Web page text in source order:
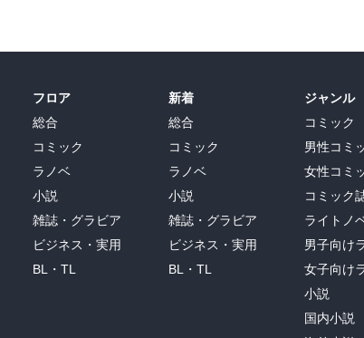
の職人の世界なんかでは、弟子には一切教えないというの
沢諭吉の「学問のすゝめ」と、本居宣長の「うひ山ぶみ」とい
居宣長がいわんとしていることは、要領よくなんて考える前に
があれば、晩学であろうと、暇なき人であろうと、学問的な
い読書というのは、ただ読むだけじゃなくて、それについて、
を読んだからといって、優れた人間になるなどというのは、し
というのは、それぞれの人が読みたいように、読みたいものを
フロア
総合
コミック
ラノベ
小説
雑誌・グラビア
ビジネス・実用
BL・TL
新着
総合
コミック
ラノベ
小説
雑誌・グラビア
ビジネス・実用
BL・TL
ジャンル
コミック
男性コミ
女性コミ
コミック
ライトノ
男子向け
女子向け
小説
国内小説